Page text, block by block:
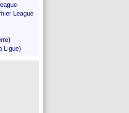
League
Ligue)